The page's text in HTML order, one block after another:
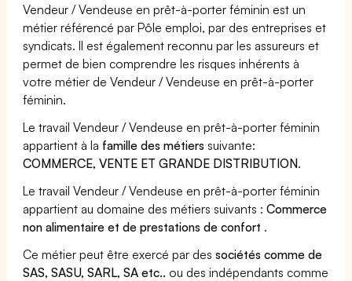
Vendeur / Vendeuse en prêt-à-porter féminin est un
métier référencé par Pôle emploi, par des entreprises et
syndicats. Il est également reconnu par les assureurs et
permet de bien comprendre les risques inhérents à
votre métier de Vendeur / Vendeuse en prêt-à-porter
féminin.
Le travail Vendeur / Vendeuse en prêt-à-porter féminin
appartient à la famille des métiers suivante:
COMMERCE, VENTE ET GRANDE DISTRIBUTION.
Le travail Vendeur / Vendeuse en prêt-à-porter féminin
appartient au domaine des métiers suivants :Commerce
non alimentaire et de prestations de confort .
Ce métier peut être exercé par dessociétés comme de
SAS, SASU, SARL, SA etc.. ou des indépendants comme